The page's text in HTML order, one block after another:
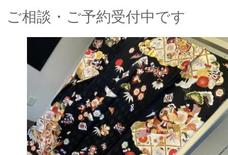
ご相談・ご予約受付中です